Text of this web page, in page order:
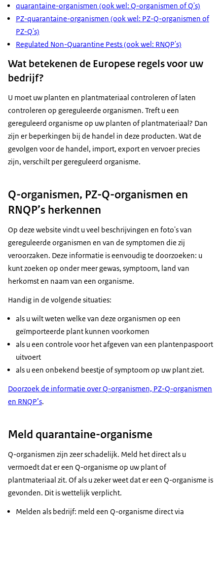
quarantaine-organismen (ook wel: Q-organismen of Q's)
PZ-quarantaine-organismen (ook wel: PZ-Q-organismen of
PZ-Q's)
Regulated Non-Quarantine Pests (ook wel: RNQP's)
Wat betekenen de Europese regels voor uw
bedrijf?
U moet uw planten en plantmateriaal controleren of laten
controleren op gereguleerde organismen. Treft u een
gereguleerd organisme op uw planten of plantmateriaal? Dan
zijn er beperkingen bij de handel in deze producten. Wat de
gevolgen voor de handel, import, export en vervoer precies
zijn, verschilt per gereguleerd organisme.
Q-organismen, PZ-Q-organismen en
RNQP’s herkennen
Op deze website vindt u veel beschrijvingen en foto's van
gereguleerde organismen en van de symptomen die zij
veroorzaken. Deze informatie is eenvoudig te doorzoeken: u
kunt zoeken op onder meer gewas, symptoom, land van
herkomst en naam van een organisme.
Handig in de volgende situaties:
als u wilt weten welke van deze organismen op een
geïmporteerde plant kunnen voorkomen
als u een controle voor het afgeven van een plantenpaspoort
uitvoert
als u een onbekend beestje of symptoom op uw plant ziet.
Doorzoek de informatie over Q-organismen, PZ-Q-organismen
en RNQP’s.
Meld quarantaine-organisme
Q-organismen zijn zeer schadelijk. Meld het direct als u
vermoedt dat er een Q-organisme op uw plant of
plantmateriaal zit. Of als u zeker weet dat er een Q-organisme is
gevonden. Dit is wettelijk verplicht.
Melden als bedrijf: meld een Q-organisme direct via